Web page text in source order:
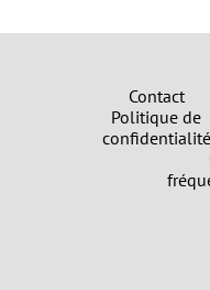
Contact
Politique de
confidentialité